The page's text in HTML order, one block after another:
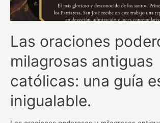
Las oraciones
milagrosas antiguas
católicas: una guía
inigualable.